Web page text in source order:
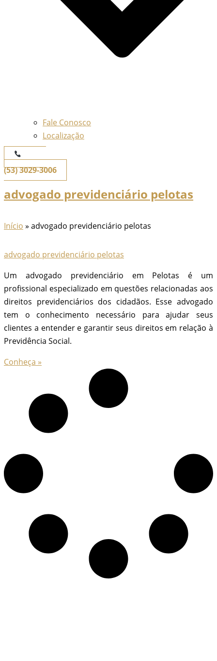
Fale Conosco
Localização
(53) 3029-3006
advogado previdenciário pelotas
Início » advogado previdenciário pelotas
advogado previdenciário pelotas
Um advogado previdenciário em Pelotas é um
profissional especializado em questões relacionadas aos
direitos previdenciários dos cidadãos. Esse advogado
tem o conhecimento necessário para ajudar seus
clientes a entender e garantir seus direitos em relação à
Previdência Social.
Conheça »